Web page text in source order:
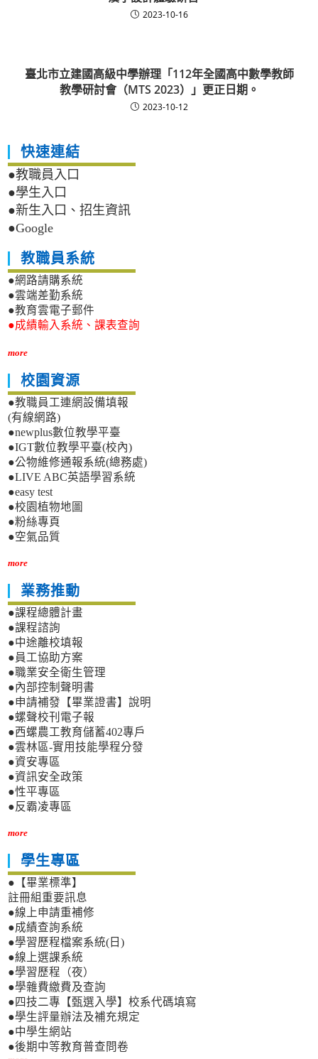
2023-10-16
臺北市立建國高級中學辦理「112年全國高中數學教師
教學研討會（MTS 2023）」更正日期。
2023-10-12
快速連結
●教職員入口
●學生入口
●新生入口、招生資訊
●Google
教職員系統
●網路請購系統
●雲端差勤系統
●教育雲電子郵件
●成績輸入系統、課表查詢
more
校園資源
●教職員工連網設備填報
(有線網路)
●newplus數位教學平臺
●IGT數位教學平臺(校內)
●公物維修通報系統(總務處)
●LIVE ABC英語學習系統
●easy test
●校園植物地圖
●粉絲專頁
●空氣品質
more
業務推動
●課程總體計畫
●課程諮詢
●中途離校填報
●員工協助方案
●職業安全衛生管理
●內部控制聲明書
●申請補發【畢業證書】說明
●螺聲校刊電子報
●西螺農工教育儲蓄402專戶
●雲林區-實用技能學程分發
●資安專區
●資訊安全政策
●性平專區
●反霸凌專區
more
學生專區
●【畢業標準】
註冊組重要訊息
●線上申請重補修
●成績查詢系統
●學習歷程檔案系統(日)
●線上選課系統
●學習歷程（夜）
●學雜費繳費及查詢
●四技二專【甄選入學】校系代碼填寫
●學生評量辦法及補充規定
●中學生網站
●後期中等教育普查問卷